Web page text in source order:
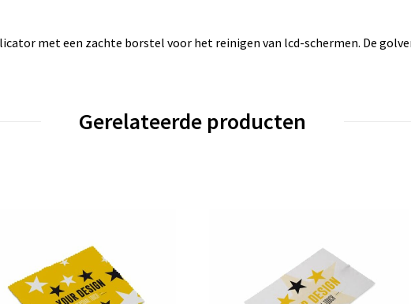
met een zachte borstel voor het reinigen van lcd-schermen. De
Gerelateerde producten